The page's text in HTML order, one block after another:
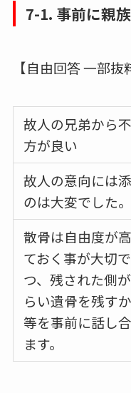
7-1. 事前に親
【自由回答 一部抜
故人の兄弟から
方が良い
故人の意向には
のは大変でした。
散骨は自由度が
ておく事が大切
つ、残された側
らい遺骨を残す
等を事前に話し
ます。